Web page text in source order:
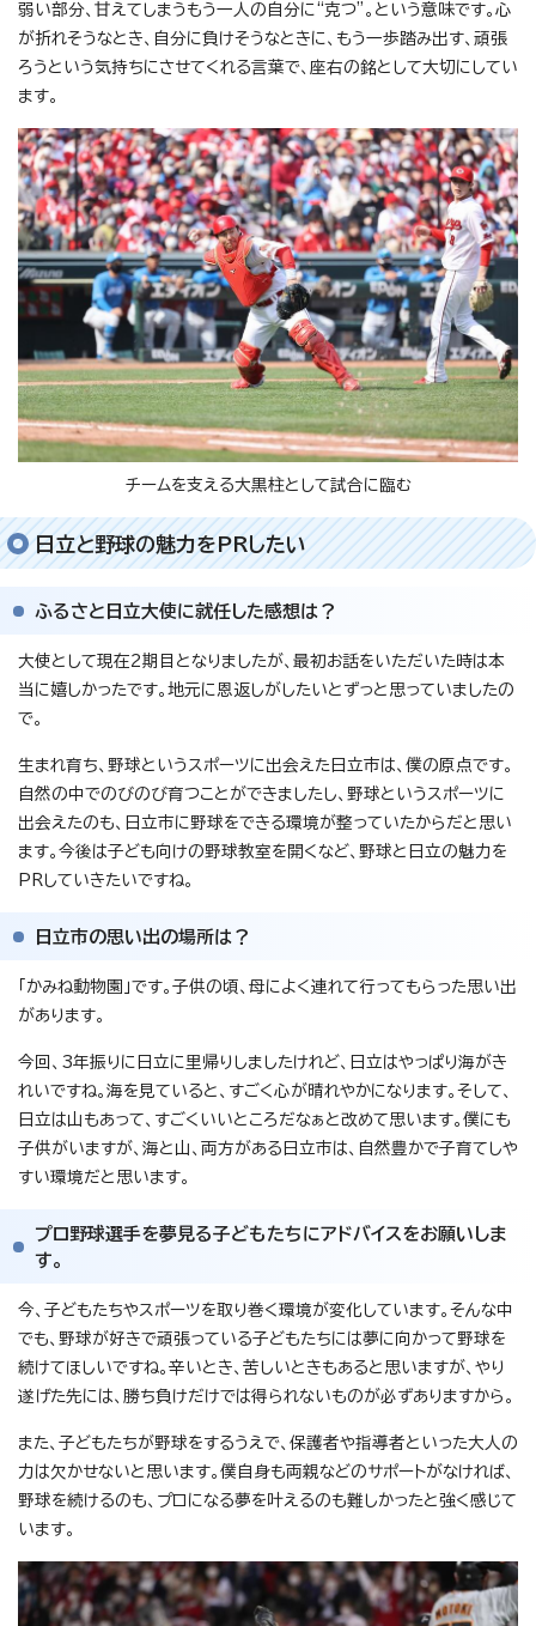
弱い部分、甘えてしまうもう一人の自分に“克つ”。という意味です。心
が折れそうなとき、自分に負けそうなときに、もう一歩踏み出す、頑張
ろうという気持ちにさせてくれる言葉で、座右の銘として大切にしてい
ます。
チームを支える大黒柱として試合に臨む
日立と野球の魅力をPRしたい
ふるさと日立大使に就任した感想は？
大使として現在2期目となりましたが、最初お話をいただいた時は本
当に嬉しかったです。地元に恩返しがしたいとずっと思っていましたの
で。
生まれ育ち、野球というスポーツに出会えた日立市は、僕の原点です。
自然の中でのびのび育つことができましたし、野球というスポーツに
出会えたのも、日立市に野球をできる環境が整っていたからだと思い
ます。今後は子ども向けの野球教室を開くなど、野球と日立の魅力を
PRしていきたいですね。
日立市の思い出の場所は？
「かみね動物園」です。子供の頃、母によく連れて行ってもらった思い出
があります。
今回、3年振りに日立に里帰りしましたけれど、日立はやっぱり海がき
れいですね。海を見ていると、すごく心が晴れやかになります。そして、
日立は山もあって、すごくいいところだなぁと改めて思います。僕にも
子供がいますが、海と山、両方がある日立市は、自然豊かで子育てしや
すい環境だと思います。
プロ野球選手を夢見る子どもたちにアドバイスをお願いしま
す。
今、子どもたちやスポーツを取り巻く環境が変化しています。そんな中
でも、野球が好きで頑張っている子どもたちには夢に向かって野球を
続けてほしいですね。辛いとき、苦しいときもあると思いますが、やり
遂げた先には、勝ち負けだけでは得られないものが必ずありますから。
また、子どもたちが野球をするうえで、保護者や指導者といった大人の
力は欠かせないと思います。僕自身も両親などのサポートがなければ、
野球を続けるのも、プロになる夢を叶えるのも難しかったと強く感じて
います。